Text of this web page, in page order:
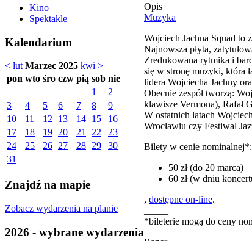
Kino
Spektakle
Kalendarium
< lut Marzec 2025 kwi >
pon wto śro czw pią sob nie
1
2
3
4 5 6 7 8
9
10
11 12 13 14 15
16
17
18 19 20 21 22
23
24
25 26 27 28 29
30
31
Znajdź na mapie
Zobacz wydarzenia na planie
2026 - wybrane wydarzenia
Opis
Muzyka
Wojciech Jachna Squad to
Najnowsza płyta,
Zredukowana rytmika i
się w stronę muzyki, która
lidera Wojciecha Jachny
Obecnie zespół tworzą:
klawisze Vermona), Rafał
W ostatnich latach
Wrocławiu czy Festiwal
Bilety w cenie nominalnej*:
50 zł (do 20 marca)
60 zł (w dniu
, dostępne on-line.
*bileterie mogą do ceny